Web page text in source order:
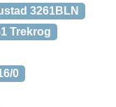
3261BLN
Trekrog
0